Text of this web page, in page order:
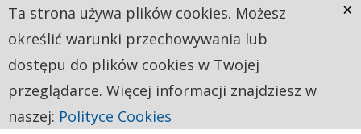
Ta strona używa plików cookies. Możesz
określić warunki przechowywania lub
dostępu do plików cookies w Twojej
przeglądarce. Więcej informacji znajdziesz w
naszej: Polityce Cookies
×